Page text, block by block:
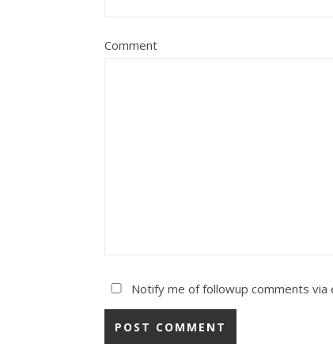
Comment
Notify me of followup comments via